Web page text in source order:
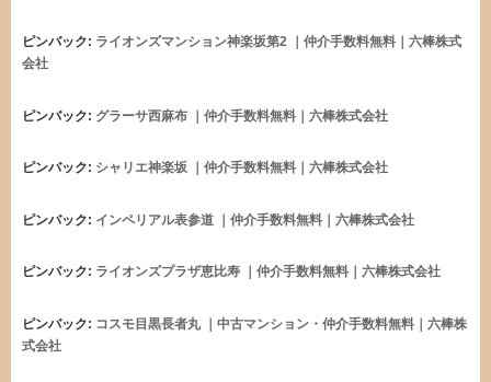
ピンバック: ライオンズマンション神楽坂第2 ｜仲介手数料無料｜六棒株式
会社
ピンバック: グラーサ西麻布 ｜仲介手数料無料｜六棒株式会社
ピンバック: シャリエ神楽坂 ｜仲介手数料無料｜六棒株式会社
ピンバック: インペリアル表参道 ｜仲介手数料無料｜六棒株式会社
ピンバック: ライオンズプラザ恵比寿 ｜仲介手数料無料｜六棒株式会社
ピンバック: コスモ目黒長者丸 ｜中古マンション・仲介手数料無料｜六棒株
式会社